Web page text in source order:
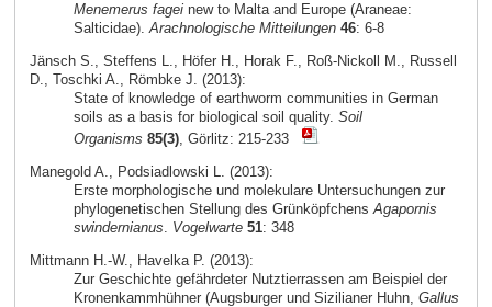
Menemerus fageinew to Malta and Europe (Araneae:
Salticidae).Arachnologische Mitteilungen 46: 6-8
Jänsch S., Steffens L., Höfer H., Horak F., Roß-Nickoll M., Russell
D., Toschki A., Römbke J. (2013):
State of knowledge of earthworm communities in German
soils as a basis for biological soil quality. Soil
Organisms 85(3), Görlitz: 215-233
Manegold A., Podsiadlowski L. (2013):
Erste morphologische und molekulare Untersuchungen zur
phylogenetischen Stellung des Grünköpfchens Agapornis
swindernianus
Vogelwarte 51: 348
Mittmann H.-W., Havelka P. (2013):
Zur Geschichte gefährdeter Nutztierrassen am Beispiel der
Kronenkammhühner (Augsburger und Sizilianer Huhn, Gallus